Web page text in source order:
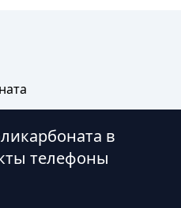
в
телефоны